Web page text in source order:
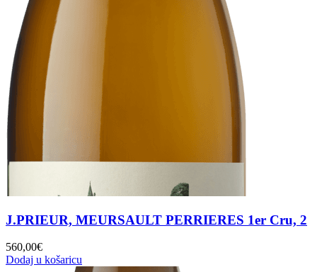
J.PRIEUR, MEURSAULT PERRIERES 1er Cru, 2
560,00€
Dodaj u košaricu